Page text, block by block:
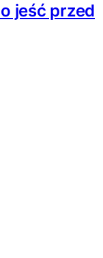
jeść przed